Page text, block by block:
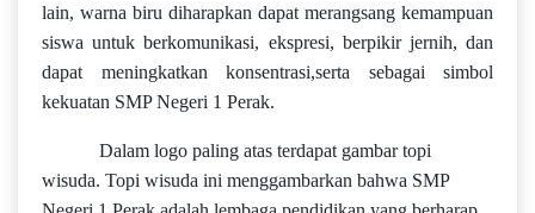
lain, warna biru diharapkan dapat merangsang kemampuan
siswa untuk berkomunikasi, ekspresi, berpikir jernih, dan
dapat meningkatkan konsentrasi,serta sebagai simbol
kekuatan SMP Negeri 1 Perak.
Dalam logo paling atas terdapat gambar topi
wisuda. Topi wisuda ini menggambarkan bahwa SMP